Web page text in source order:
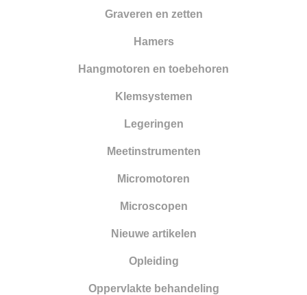
Graveren en zetten
Hamers
Hangmotoren en toebehoren
Klemsystemen
Legeringen
Meetinstrumenten
Micromotoren
Microscopen
Nieuwe artikelen
Opleiding
Oppervlakte behandeling